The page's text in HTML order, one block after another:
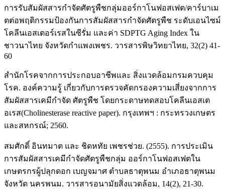
การรับสัมผัสสารกำจัดศัตรูพืชกลุ่มออร์กาโนฟอสเฟต/คาร์บาเม
ตต่อพฤติกรรมป้องกันการสัมผัสสารกำจัดศัตรูพืช ระดับเอนไซม์
โคลีนเอสเตอร์เรสในซีรั่ม และค่า SDPTG Aging Index ใน
ชาวนาไทย จังหวัดกำแพงเพชร. วารสารพิษวิทยาไทย, 32(2) 41-
60
สำนักโรคจากการประกอบอาชีพและ สิ่งแวดล้อมกรมควบคุม
โรค. องค์ความรู้ เกี่ยวกับการตรวจคัดกรองความเสี่ยงจากการ
สัมผัสสารเคมีกำจัด ศัตรูพืช โดยกระดาษทดสอบโคลีนเอสเต
อเรส(Cholinesterase reactive paper). กรุงเทพฯ : กระทรวงเกษตร
และสหกรณ์; 2560.
สมศักดิ์ อินทมาต และ ชิดหทัย เพชรช่วย. (2555). การประเมิน
การสัมผัสสารเคมีกำจัดศัตรูพืชกลุ่ม ออร์กาโนฟอสเฟตใน
เกษตรกรผู้ปลุกดอก เบญจมาศ ตำบลธาตุพนม อำเภอธาตุพนม
จังหวัด นครพนม. วารสารอนามัยสิ่งแวดล้อม, 14(2), 21-30.